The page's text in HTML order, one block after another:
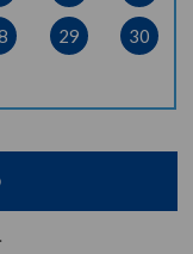
29
30
.